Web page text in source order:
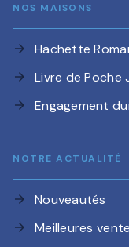
NOS MAISONS
arrow_forward Hachette
arrow_forward Livre de Poche
arrow_forward Engagement
NOTRE ACTUALITÉ
arrow_forward Nouveautés
arrow_forward Meilleures